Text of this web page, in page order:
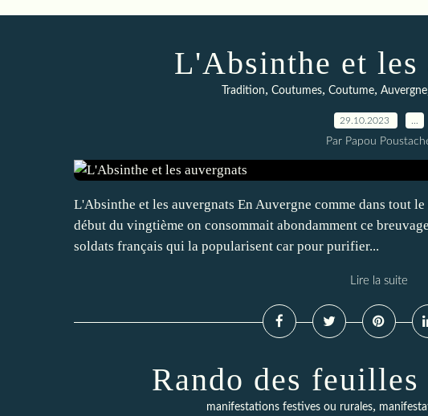
L'Absinthe et les
Tradition, Coutumes, Coutume, Auvergne
29.10.2023
Par Papou
L'Absinthe et les auvergnats En Auvergne comme dans tout
début du vingtième on consommait abondamment ce
soldats français qui la popularisent car pour purifier...
Lire la suite
Rando des feuilles
manifestations festives ou rurales,